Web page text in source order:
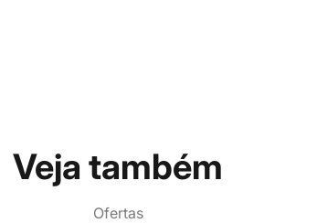
Veja também
Ofertas